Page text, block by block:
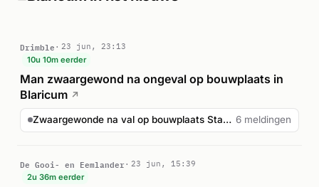
Drimble
23 jun, 23:13
10u 10m eerder
Man zwaargewond na ongeval op bouwplaats in
Blaricum ↗
Zwaargewonde na val op bouwplaats Stachouwerweg Blaricum 6 meldingen
De Gooi- en Eemlander
23 jun, 15:39
2u 36m eerder